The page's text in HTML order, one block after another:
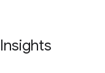
Insights